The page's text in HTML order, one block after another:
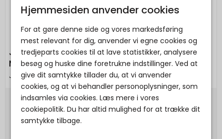
Julie Damhus Studio - Oda Håndlavet
Mælkekande
Julie Damhus Studio
300,00 DKK
Hjemmesiden anvender cookies
For at gøre denne side og vores markedsføring
mest relevant for dig, anvender vi egne cookies og
tredjeparts cookies til at lave statistikker, analysere
besøg og huske dine foretrukne indstillinger. Ved at
give dit samtykke tillader du, at vi anvender
cookies, og at vi behandler personoplysninger, som
indsamles via cookies. Læs mere i vores
cookiepolitik. Du har altid mulighed for at trække dit
samtykke tilbage.